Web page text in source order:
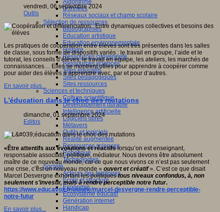
Algorithme
Données
Réseaux sociaux et champ scolaire
Sélection de ressources
Bibliographies
Education artistique
Education environnementale
Histoire
Ressources citoyenneté
Ressources sciences
Sites éducatifs
Sites pédagogiques
Sites ressources
Sciences et techniques
Culture scientifique
Développement durable
Intelligence artificielle
Logiciels libres
Métavers
Outils et logiciels
Réalité augmentée
Ressources sciences
Robotique
Technologies
Société
Acteurs des territoires
Ecole et structure
Economie
Ecosystème éducatif
Génération internet
Handicap
vendredi, 06 septembre 2024
Outils
Les pratiques de coopération entre élèves sont très présentes dans les salles
de classe, sous forme de dispositifs variés : le travail en groupe, l’aide et le
tutorat, les conseils d’élèves, le travail en équipe, les ateliers, les marchés de
connaissances… Elles se montrent utiles pour apprendre à coopérer comme
pour aider des élèves à apprendre avec, par et pour d’autres.
En savoir plus...
L'éducation dans le choc des mutations
dimanche, 01 septembre 2024
Editos
«Être attentifs aux évolutions et réactifslorsqu’on est enseignant,
responsable associatif, politique, médiateur. Nous devons être absolument
maître de ce nouveau monde, car ce que nous vivons ce n’est pas seulement
une crise, c’est un nouveau monde « ouvert et créatif». C’est ce que disait
Marcel Desvergne exhortant les politiquestous niveaux confondus, à, non
seulement s’investir, mais à rendre perceptible notre futur.
https://www.educavox.fr/alaune/marcel-desvergne-rendre-perceptible-
notre-futur
En savoir plus...